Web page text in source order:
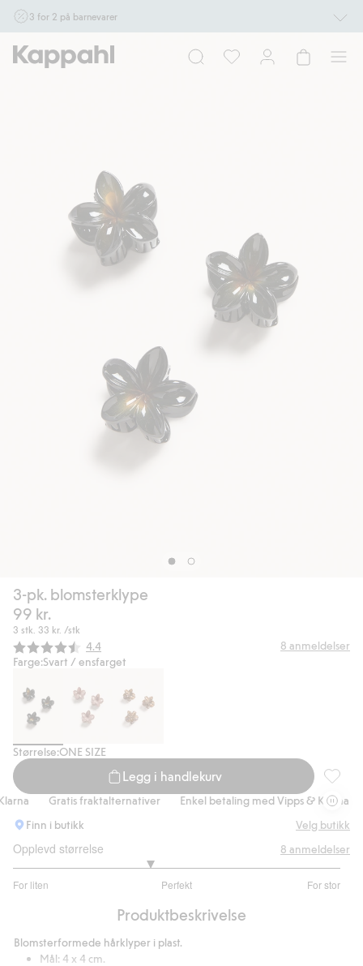
3 for 2 på barnevarer
17/8 i butikk & online for deg som er eller blir medlem. Kan ikke kombineres med
andre tilbud eller rabatter.
3-pk. blomsterklype
99 kr.
3 stk. 33 kr. /stk
Gjennomsnittskarakter:
4.4 8 anmeldelser
Farge:Svart / ensfarget
Størrelse:ONE SIZE
Legg i handlekurv
3-pk.
Gratis fraktalternativer Enkel betaling med Vipps & Klarna
Finn i butikk
Velg butikk
Opplevd størrelse
For liten Perfekt For stor
av
6
stemmer
8 anmeldelser
Produktbeskrivelse
Blomsterformede hårklyper i plast.
Mål: 4 x 4 cm.